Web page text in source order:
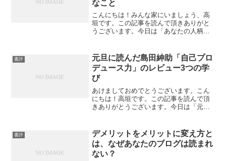
なこと
こんにちは！みんな家にいましょう、高
垣です。この記事を読んで頂きありがと
うございます。今日は「あなたの人柄を
想を書いてみたいと思います。あなたの
人柄を本当に変える、自尊...
書評
元旦に読んだ島田紳助「自己プロ
デュース力」のレビュー3つの学
び
あけましておめでとうございます。こん
にちは！高垣です。この記事を読んで頂
きありがとうございます。今日は「元旦
りの感想を書いてみたいと思います。元
旦に読んだ島田紳助「自己...
書評
デメリットをメリットに変え方と
は、なぜあなたのブログは読まれ
ない？